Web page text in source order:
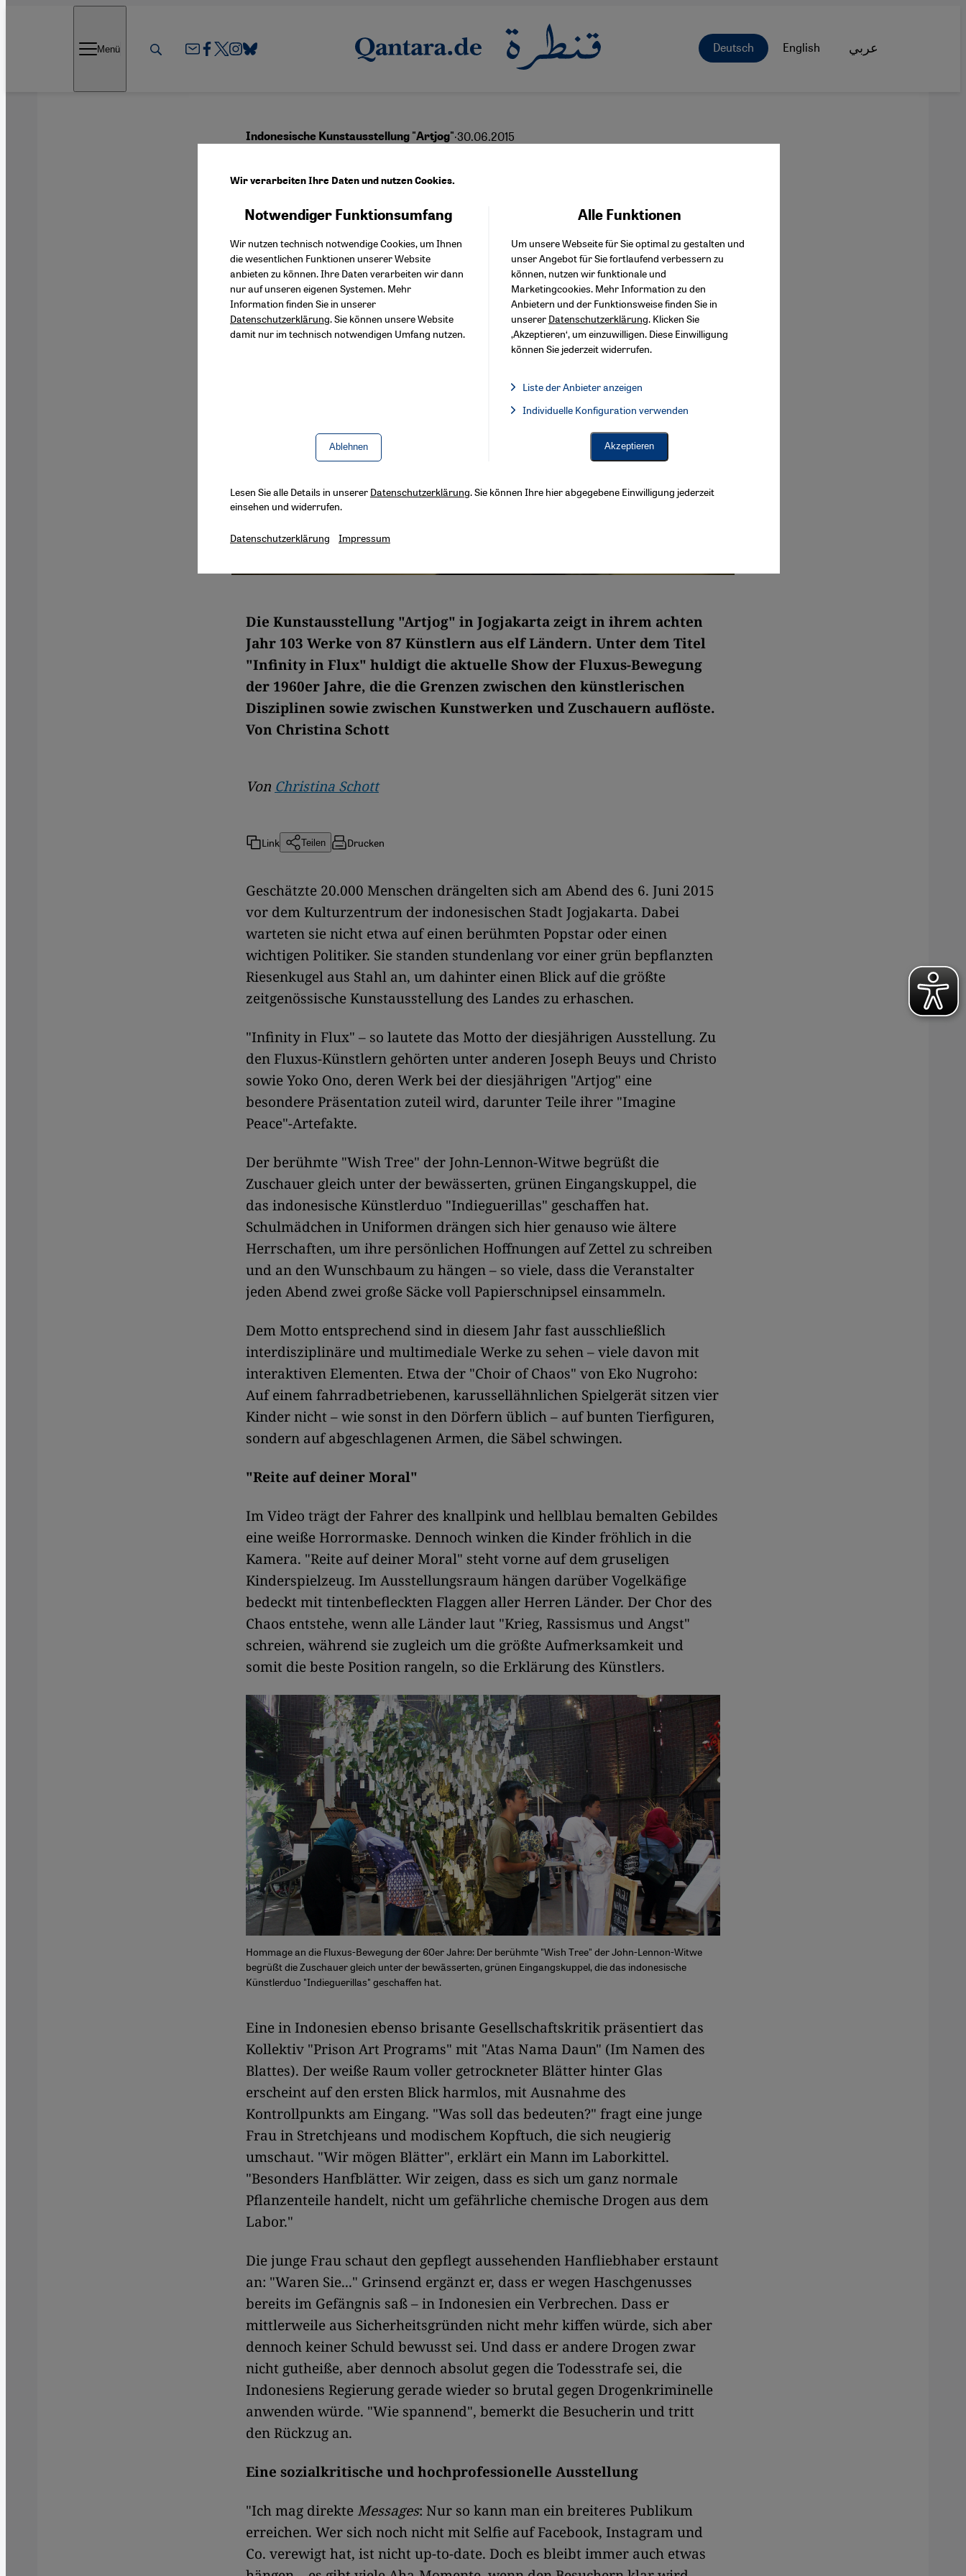
Deutsch English عربي Menü
Indonesische Kunstausstellung "Artjog"·30.06.2015
Kunst statt Kino
Deutsch English
Die Kunstausstellung "Artjog" in Jogjakarta zeigt in ihrem achten
Jahr 103 Werke von 87 Künstlern aus elf Ländern. Unter dem Titel
"Infinity in Flux" huldigt die aktuelle Show der Fluxus-Bewegung
der 1960er Jahre, die die Grenzen zwischen den künstlerischen
Disziplinen sowie zwischen Kunstwerken und Zuschauern auflöste.
Von Christina Schott
Von Christina Schott
Link Teilen Drucken
Geschätzte 20.000 Menschen drängelten sich am Abend des 6. Juni 2015
vor dem Kulturzentrum der indonesischen Stadt Jogjakarta. Dabei
warteten sie nicht etwa auf einen berühmten Popstar oder einen
wichtigen Politiker. Sie standen stundenlang vor einer grün bepflanzten
Riesenkugel aus Stahl an, um dahinter einen Blick auf die größte
zeitgenössische Kunstausstellung des Landes zu erhaschen.
"Infinity in Flux" – so lautete das Motto der diesjährigen Ausstellung. Zu
den Fluxus-Künstlern gehörten unter anderen Joseph Beuys und Christo
sowie Yoko Ono, deren Werk bei der diesjährigen "Artjog" eine
besondere Präsentation zuteil wird, darunter Teile ihrer "Imagine
Peace"-Artefakte.
Der berühmte "Wish Tree" der John-Lennon-Witwe begrüßt die
Zuschauer gleich unter der bewässerten, grünen Eingangskuppel, die
das indonesische Künstlerduo "Indieguerillas" geschaffen hat.
Schulmädchen in Uniformen drängen sich hier genauso wie ältere
Herrschaften, um ihre persönlichen Hoffnungen auf Zettel zu schreiben
und an den Wunschbaum zu hängen – so viele, dass die Veranstalter
jeden Abend zwei große Säcke voll Papierschnipsel einsammeln.
Dem Motto entsprechend sind in diesem Jahr fast ausschließlich
interdisziplinäre und multimediale Werke zu sehen – viele davon mit
interaktiven Elementen. Etwa der "Choir of Chaos" von Eko Nugroho:
Auf einem fahrradbetriebenen, karussellähnlichen Spielgerät sitzen vier
Kinder nicht – wie sonst in den Dörfern üblich – auf bunten Tierfiguren,
sondern auf abgeschlagenen Armen, die Säbel schwingen.
"Reite auf deiner Moral"
Im Video trägt der Fahrer des knallpink und hellblau bemalten Gebildes
eine weiße Horrormaske. Dennoch winken die Kinder fröhlich in die
Kamera. "Reite auf deiner Moral" steht vorne auf dem gruseligen
Kinderspielzeug. Im Ausstellungsraum hängen darüber Vogelkäfige
bedeckt mit tintenbefleckten Flaggen aller Herren Länder. Der Chor des
Chaos entstehe, wenn alle Länder laut "Krieg, Rassismus und Angst"
schreien, während sie zugleich um die größte Aufmerksamkeit und
somit die beste Position rangeln, so die Erklärung des Künstlers.
Hommage an die Fluxus-Bewegung der 60er Jahre: Der berühmte "Wish Tree" der John-Lennon-Witwe
begrüßt die Zuschauer gleich unter der bewässerten, grünen Eingangskuppel, die das indonesische
Künstlerduo "Indieguerillas" geschaffen hat.
Eine in Indonesien ebenso brisante Gesellschaftskritik präsentiert das
Kollektiv "Prison Art Programs" mit "Atas Nama Daun" (Im Namen des
Blattes). Der weiße Raum voller getrockneter Blätter hinter Glas
erscheint auf den ersten Blick harmlos, mit Ausnahme des
Kontrollpunkts am Eingang. "Was soll das bedeuten?" fragt eine junge
Frau in Stretchjeans und modischem Kopftuch, die sich neugierig
umschaut. "Wir mögen Blätter", erklärt ein Mann im Laborkittel.
"Besonders Hanfblätter. Wir zeigen, dass es sich um ganz normale
Pflanzenteile handelt, nicht um gefährliche chemische Drogen aus dem
Labor."
Die junge Frau schaut den gepflegt aussehenden Hanfliebhaber erstaunt
an: "Waren Sie..." Grinsend ergänzt er, dass er wegen Haschgenusses
bereits im Gefängnis saß – in Indonesien ein Verbrechen. Dass er
mittlerweile aus Sicherheitsgründen nicht mehr kiffen würde, sich aber
dennoch keiner Schuld bewusst sei. Und dass er andere Drogen zwar
nicht gutheiße, aber dennoch absolut gegen die Todesstrafe sei, die
Indonesiens Regierung gerade wieder so brutal gegen Drogenkriminelle
anwenden würde. "Wie spannend", bemerkt die Besucherin und tritt
den Rückzug an.
Eine sozialkritische und hochprofessionelle Ausstellung
"Ich mag direkte Messages: Nur so kann man ein breiteres Publikum
erreichen. Wer sich noch nicht mit Selfie auf Facebook, Instagram und
Co. verewigt hat, ist nicht up-to-date. Doch es bleibt immer auch etwas
Wir verarbeiten Ihre Daten und nutzen Cookies.
Notwendiger Funktionsumfang
Wir nutzen technisch notwendige Cookies, um Ihnen
die wesentlichen Funktionen unserer Website
anbieten zu können. Ihre Daten verarbeiten wir dann
nur auf unseren eigenen Systemen. Mehr
Information finden Sie in unserer
Datenschutzerklärung. Sie können unsere Website
damit nur im technisch notwendigen Umfang nutzen.
Ablehnen
Alle Funktionen
Um unsere Webseite für Sie optimal zu gestalten und
unser Angebot für Sie fortlaufend verbessern zu
können, nutzen wir funktionale und
Marketingcookies. Mehr Information zu den
Anbietern und der Funktionsweise finden Sie in
unserer Datenschutzerklärung. Klicken Sie
‚Akzeptieren‘, um einzuwilligen. Diese Einwilligung
können Sie jederzeit widerrufen.
Liste der Anbieter anzeigen
Facebook Embed / Facebook Connect, Google Maps Embed, Google Tag Manager, Instagram Embed,
Facebook Embed / Facebook Connect
Twitter Embed
Instagram Embed
Youtube Embed
Google Maps Embed
Individuelle Konfiguration verwenden
Akzeptieren
Lesen Sie alle Details in unserer Datenschutzerklärung. Sie können Ihre hier abgegebene Einwilligung jederzeit
einsehen und widerrufen.
Datenschutzerklärung Impressum